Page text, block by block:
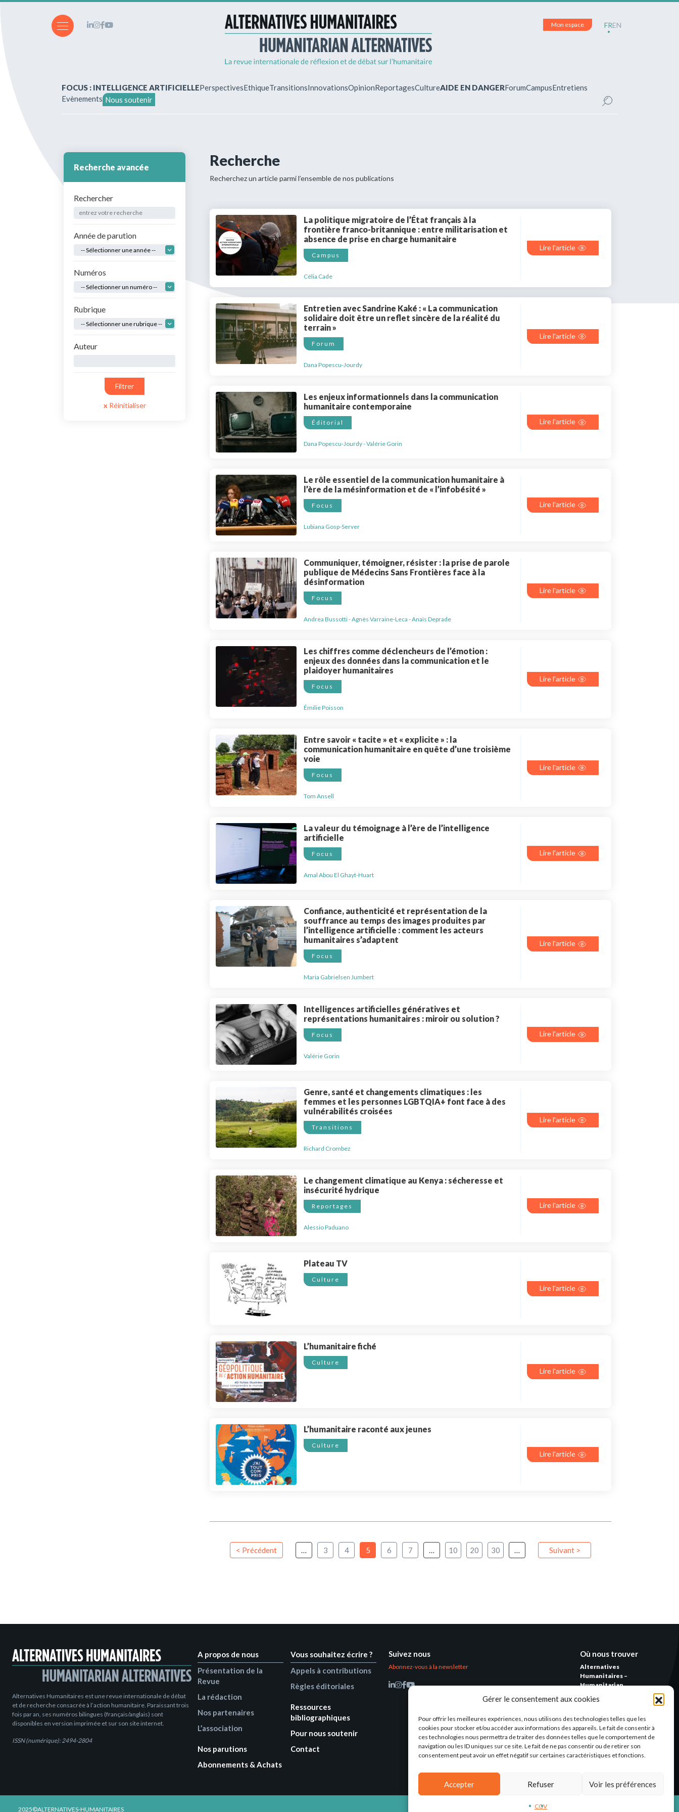
Gérer le consentement aux cookies
Pour offrir les meilleures expériences, nous utilisons des technologies telles que les
cookies pour stocker et/ou accéder aux informations des appareils. Le fait de consentir à
ces technologies nous permettra de traiter des données telles que le comportement de
navigation ou les ID uniques sur ce site. Le fait de ne pas consentir ou de retirer son
consentement peut avoir un effet négatif sur certaines caractéristiques et fonctions.
Accepter Refuser Voir les préférences
CGV
Vous souhaitez écrire ?
Abonnements & achats
Nos parutions
Ressources bibliographiques
Nous contacter
Créer un compte
Mon espace FREN
FOCUS : INTELLIGENCE ARTIFICIELLEPerspectivesEthiqueTransitionsInnovationsOpinionReportagesCultureAIDE EN DANGERForumCampusEntretiens
Evènements Nous soutenir
Recherche avancée
Rechercher
Année de parution
Numéros
Rubrique
Auteur
Filtrer
Réinitialiser
Recherche
Recherchez un article parmi l’ensemble de nos publications
La politique migratoire de l’État français à la
frontière franco-britannique : entre militarisation et
absence de prise en charge humanitaire
Campus
Célia Cade
Lire l'article
Entretien avec Sandrine Kaké : « La communication
solidaire doit être un reflet sincère de la réalité du
terrain »
Forum
Dana Popescu-Jourdy
Lire l'article
Les enjeux informationnels dans la communication
humanitaire contemporaine
Éditorial
Dana Popescu-Jourdy - Valérie Gorin
Lire l'article
Le rôle essentiel de la communication humanitaire à
l’ère de la mésinformation et de « l’infobésité »
Focus
Lubiana Gosp-Server
Lire l'article
Communiquer, témoigner, résister : la prise de parole
publique de Médecins Sans Frontières face à la
désinformation
Focus
Andrea Bussotti - Agnès Varraine-Leca - Anaïs Deprade
Lire l'article
Les chiffres comme déclencheurs de l’émotion :
enjeux des données dans la communication et le
plaidoyer humanitaires
Focus
Émilie Poisson
Lire l'article
Entre savoir « tacite » et « explicite » : la
communication humanitaire en quête d’une troisième
voie
Focus
Tom Ansell
Lire l'article
La valeur du témoignage à l’ère de l’intelligence
artificielle
Focus
Amal Abou El Ghayt-Huart
Lire l'article
Confiance, authenticité et représentation de la
souffrance au temps des images produites par
l’intelligence artificielle : comment les acteurs
humanitaires s’adaptent
Focus
Maria Gabrielsen Jumbert
Lire l'article
Intelligences artificielles génératives et
représentations humanitaires : miroir ou solution ?
Focus
Valérie Gorin
Lire l'article
Genre, santé et changements climatiques : les
femmes et les personnes LGBTQIA+ font face à des
vulnérabilités croisées
Transitions
Richard Crombez
Lire l'article
Le changement climatique au Kenya : sécheresse et
insécurité hydrique
Reportages
Alessio Paduano
Lire l'article
Plateau TV
Culture
Lire l'article
L’humanitaire fiché
Culture
Lire l'article
L’humanitaire raconté aux jeunes
Culture
Lire l'article
< Précédent … 3 4 5 6 7 … 10 20 30 … Suivant >
Alternatives Humanitaires est une revue internationale de débat
et de recherche consacrée à l’action humanitaire. Paraissant trois
fois par an, ses numéros bilingues (français/anglais) sont
disponibles en version imprimée et sur son site internet.
ISSN (numérique): 2494-2804
A propos de nous
Présentation de la
Revue
La rédaction
Nos partenaires
L’association
Nos parutions
Abonnements & Achats
Vous souhaitez écrire ?
Appels à contributions
Règles éditoriales
Ressources
bibliographiques
Pour nous soutenir
Contact
Suivez nous
Abonnez-vous à la newsletter
Où nous trouver
Alternatives
Humanitaires –
Humanitarian
Lumière – CS 88379
69371 Lyon Cedex 08
Par email
2025©ALTERNATIVES-HUMANITAIRES MENTIONS LÉGALES